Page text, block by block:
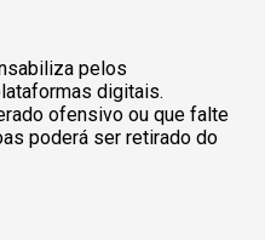
pelos
digitais.
ofensivo ou que falte
poderá ser retirado do